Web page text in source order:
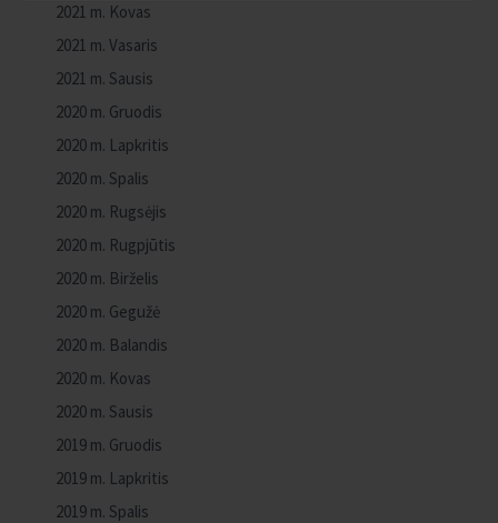
2021 m. Kovas
2021 m. Vasaris
2021 m. Sausis
2020 m. Gruodis
2020 m. Lapkritis
2020 m. Spalis
2020 m. Rugsėjis
2020 m. Rugpjūtis
2020 m. Birželis
2020 m. Gegužė
2020 m. Balandis
2020 m. Kovas
2020 m. Sausis
2019 m. Gruodis
2019 m. Lapkritis
2019 m. Spalis